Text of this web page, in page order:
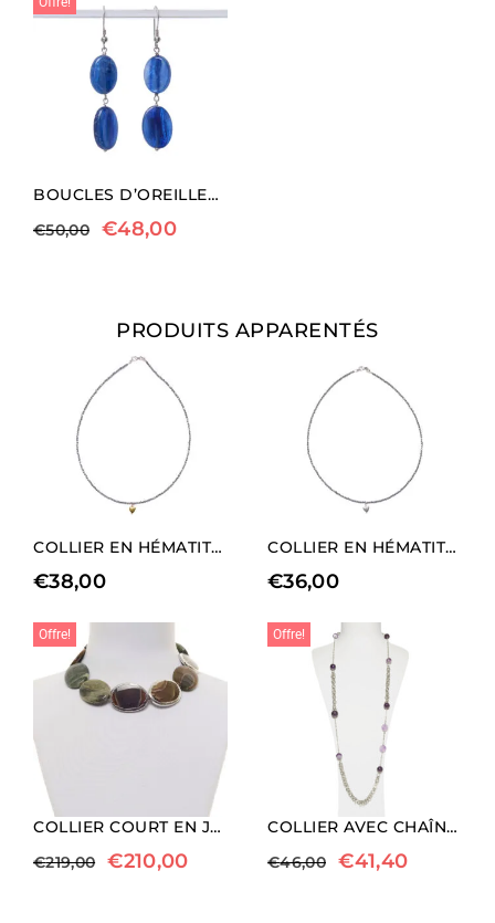
BOUCLES D’OREILLES EN KYANITE ET ARGENT
€50,00 €48,00
PRODUITS APPARENTÉS
COLLIER EN HÉMATITE RHODIÉE AVEC CHARM EN FORME DE CŒUR DORÉ (LONGUEUR LONGUE).
€38,00
COLLIER EN HÉMATITE RHODIÉE AVEC CHARM EN FORME DE CŒUR (LONGUEUR MOYENNE)
€36,00
Offre!
COLLIER COURT EN JASPE PAYSAGE ET AGATE SAGE
€219,00 €210,00
Offre!
COLLIER AVEC CHAÎNE EN MÉTAL ET AMÉTHYSTE
€46,00 €41,40